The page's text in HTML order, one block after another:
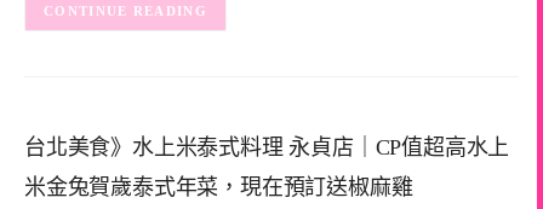
CONTINUE READING
台北美食》水上米泰式料理 永貞店｜CP值超高水上
米金兔賀歲泰式年菜，現在預訂送椒麻雞